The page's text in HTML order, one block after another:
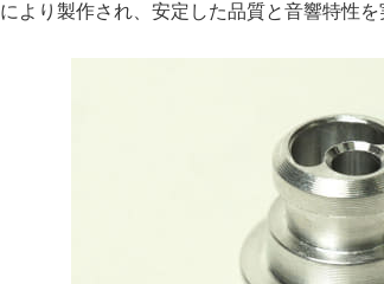
により製作され、安定した品質と音響特性を